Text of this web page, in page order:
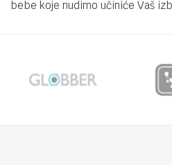
bebe koje nudimo učiniće Vaš